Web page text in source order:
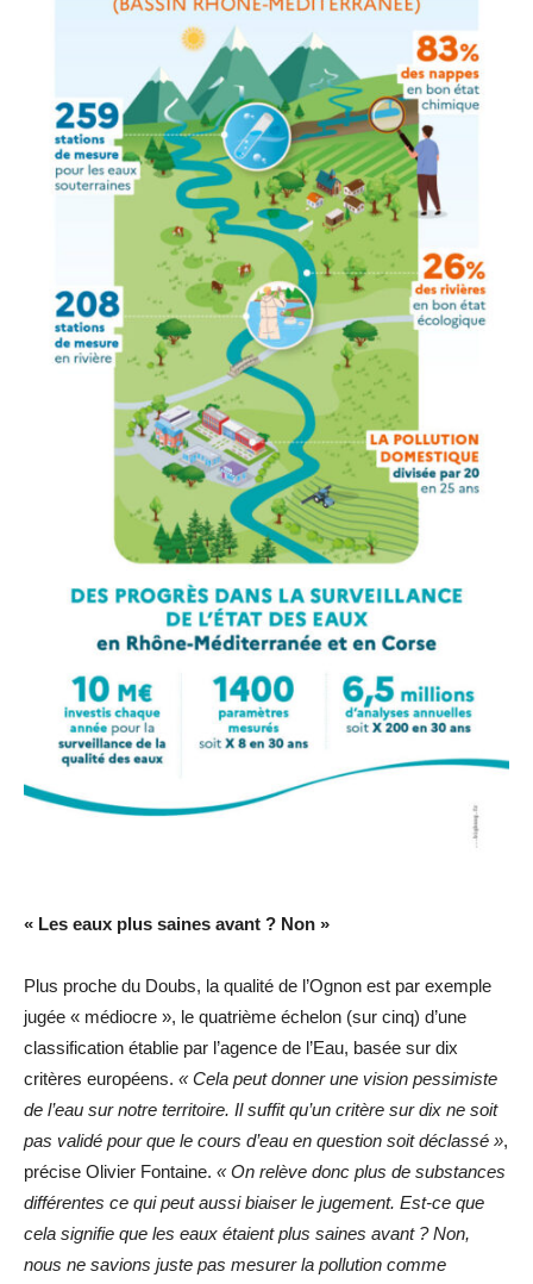
« Les eaux plus saines avant ? Non »
Plus proche du Doubs, la qualité de l’Ognon est par exemple
jugée « médiocre », le quatrième échelon (sur cinq) d’une
classification établie par l’agence de l’Eau, basée sur dix
critères européens. « Cela peut donner une vision pessimiste
de l’eau sur notre territoire. Il suffit qu’un critère sur dix ne soit
pas validé pour que le cours d’eau en question soit déclassé »,
précise Olivier Fontaine. « On relève donc plus de substances
différentes ce qui peut aussi biaiser le jugement. Est-ce que
cela signifie que les eaux étaient plus saines avant ? Non,
nous ne savions juste pas mesurer la pollution comme